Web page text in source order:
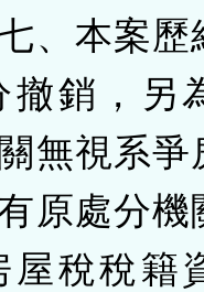
、本案歷
撤銷，另
無視系爭
原處分機
屋稅稅籍